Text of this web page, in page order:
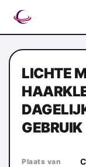
LICHTE
GEBRUIK
Plaats van